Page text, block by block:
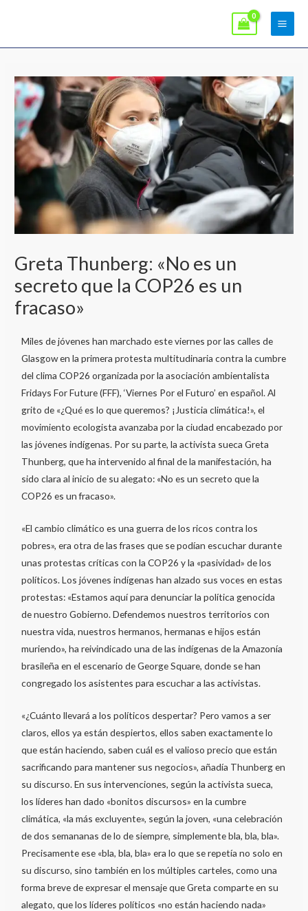
Main
Greta Thunberg: «No es un
secreto que la COP26 es un
fracaso»
Miles de jóvenes han marchado este viernes por las calles de
Glasgow en la primera protesta multitudinaria contra la cumbre
del clima COP26 organizada por la asociación ambientalista
Fridays For Future (FFF), ‘Viernes Por el Futuro’ en español. Al
grito de «¿Qué es lo que queremos? ¡Justicia climática!», el
movimiento ecologista avanzaba por la ciudad encabezado por
las jóvenes indígenas. Por su parte, la activista sueca Greta
Thunberg, que ha intervenido al final de la manifestación, ha
sido clara al inicio de su alegato: «No es un secreto que la
COP26 es un fracaso».
«El cambio climático es una guerra de los ricos contra los
pobres», era otra de las frases que se podían escuchar durante
unas protestas críticas con la COP26 y la «pasividad» de los
políticos. Los jóvenes indígenas han alzado sus voces en estas
protestas: «Estamos aquí para denunciar la política genocida
de nuestro Gobierno. Defendemos nuestros territorios con
nuestra vida, nuestros hermanos, hermanas e hijos están
muriendo», ha reivindicado una de las indígenas de la Amazonía
brasileña en el escenario de George Square, donde se han
congregado los asistentes para escuchar a las activistas.
«¿Cuánto llevará a los políticos despertar? Pero vamos a ser
claros, ellos ya están despiertos, ellos saben exactamente lo
que están haciendo, saben cuál es el valioso precio que están
sacrificando para mantener sus negocios», añadía Thunberg en
su discurso. En sus intervenciones, según la activista sueca,
los líderes han dado «bonitos discursos» en la cumbre
climática, «la más excluyente», según la joven, «una celebración
de dos semananas de lo de siempre, simplemente bla, bla, bla».
Precisamente ese «bla, bla, bla» era lo que se repetía no solo en
su discurso, sino también en los múltiples carteles, como una
forma breve de expresar el mensaje que Greta comparte en su
alegato, que los líderes políticos «no están haciendo nada»